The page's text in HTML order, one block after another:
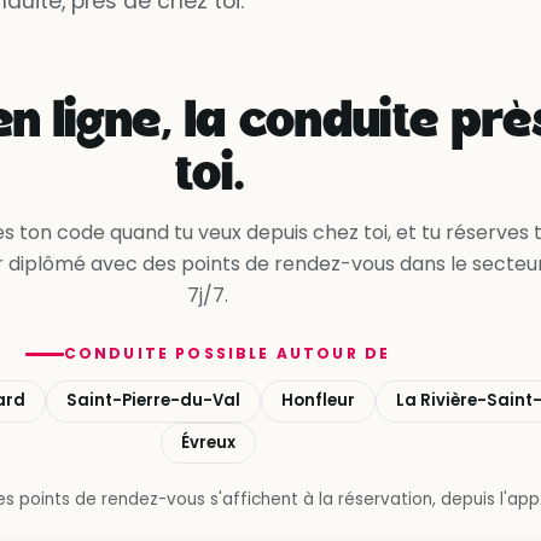
Oui, en accélérant
ligne, la conduite
toi.
ton code quand tu veux depuis chez toi, et tu réserves
avec des points de rendez-vous dans le
7j/7.
CONDUITE POSSIBLE AUTOUR DE
Saint-Pierre-du-Val Honfleur
La Rivière-
Évreux
points de rendez-vous s'affichent à la réservation, depuis